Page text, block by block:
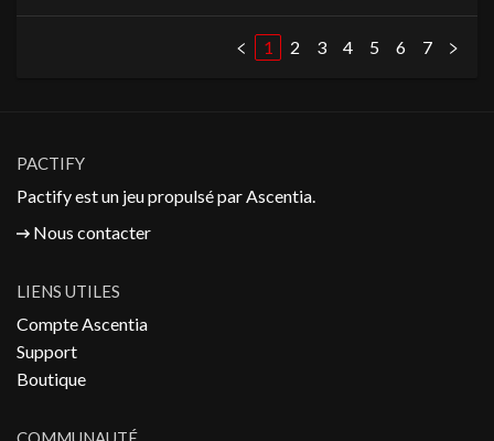
1 2 3 4 5 6 7
PACTIFY
Pactify est un jeu propulsé parAscentia.
Nous contacter
LIENS UTILES
Compte Ascentia
Support
Boutique